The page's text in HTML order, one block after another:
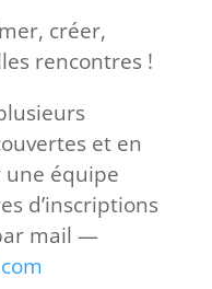
créer,
rencontres !
et en
une équipe
d’inscriptions
mail —